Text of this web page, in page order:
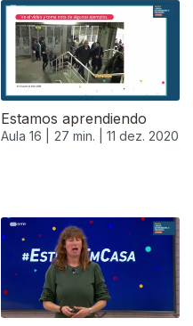
Estamos aprendiendo
Aula 16 | 27 min. | 11 dez. 2020